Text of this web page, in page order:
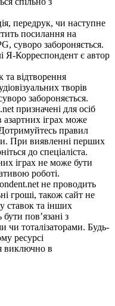
передрук, чи наступне
посилання на
суворо забороняється.
Я-Корреспондент є автор
та відтворення
творів
забороняється.
призначені для осіб
іграх може
правил
При виявленні перших
до спеціаліста.
іграх не може бути
роботі.
не проводить
гроші, також сайт не
ставок та інших
пов’язані з
чи тоталізаторами. Будь-
ресурсі
виключно в